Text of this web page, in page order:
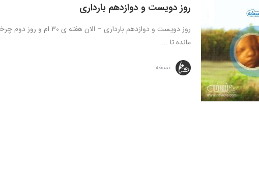
روز دویست و دوازدهم بارداری
مانده تا ...
نسخه